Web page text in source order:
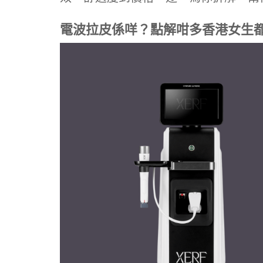
電波拉皮係咩？點解咁多香港女生